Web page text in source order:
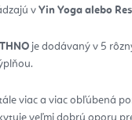
v Yin Yoga alebo
je dodávaný v 5
viac a viac obľúbená